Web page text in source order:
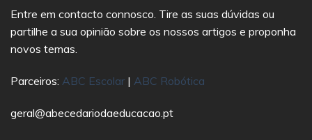
Entre em contacto connosco. Tire as suas dúvidas ou
partilhe a sua opinião sobre os nossos artigos e proponha
novos temas.
Parceiros: ABC Escolar | ABC Robótica
geral@abecedariodaeducacao.pt